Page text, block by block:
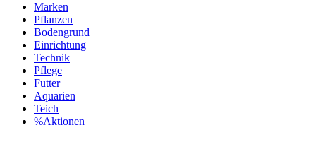
Marken
Pflanzen
Bodengrund
Einrichtung
Technik
Pflege
Futter
Aquarien
Teich
%Aktionen